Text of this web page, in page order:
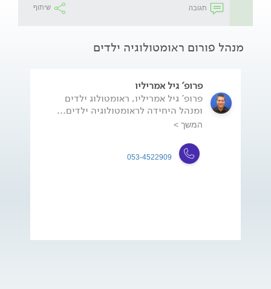
תגובה שיתוף
מנהל פורום ראומטולוגיה ילדים
פרופ' גיל אמריליו
פרופ' גיל אמריליו, ראומטולוג ילדים
ומנהל היחידה לראומטולוגיה ילדים...
המשך >
053-4522909